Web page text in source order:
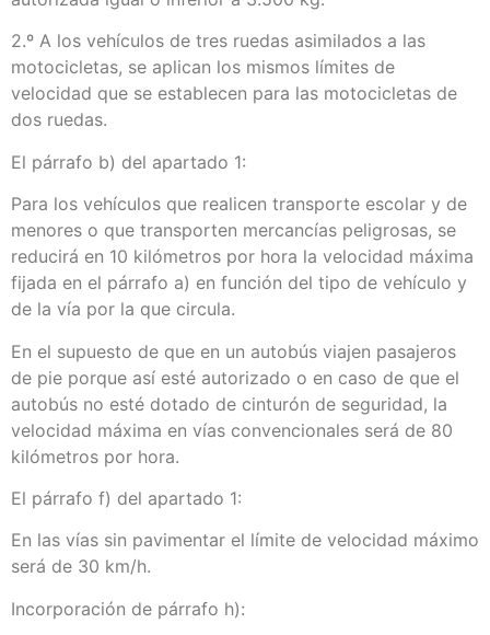
2.º A los vehículos de tres ruedas asimilados a las
motocicletas, se aplican los mismos límites de
velocidad que se establecen para las motocicletas de
dos ruedas.
El párrafo b) del apartado 1:
Para los vehículos que realicen transporte escolar y de
menores o que transporten mercancías peligrosas, se
reducirá en 10 kilómetros por hora la velocidad máxima
fijada en el párrafo a) en función del tipo de vehículo y
de la vía por la que circula.
En el supuesto de que en un autobús viajen pasajeros
de pie porque así esté autorizado o en caso de que el
autobús no esté dotado de cinturón de seguridad, la
velocidad máxima en vías convencionales será de 80
kilómetros por hora.
El párrafo f) del apartado 1:
En las vías sin pavimentar el límite de velocidad máximo
será de 30 km/h.
Incorporación de párrafo h):